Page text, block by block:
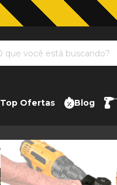
Top Ofertas Blog